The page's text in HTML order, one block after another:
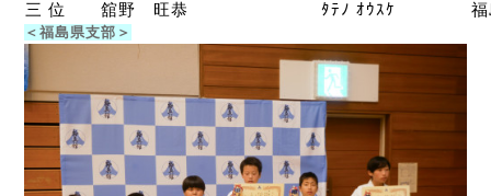
三 位
舘野 旺恭 ﾀﾃﾉ ｵｳｽｹ
＜福島県支部＞